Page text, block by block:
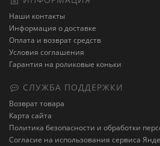
Наши контакты
Информация о доставке
Оплата и возврат средств
Условия соглашения
Гарантия на роликовые коньки
СЛУЖБА ПОДДЕРЖКИ
Возврат товара
Карта сайта
Политика безопасности и обработки
Cогласие на использования сервиса